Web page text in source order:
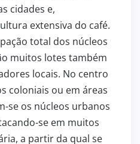
cidades e,
extensiva do café.
total dos núcleos
muitos lotes também
locais. No centro
coloniais ou em áreas
se os núcleos urbanos
se em muitos
a partir da qual se